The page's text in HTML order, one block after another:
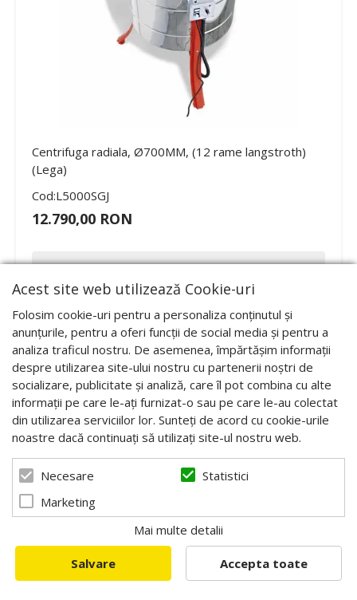
Centrifuga radiala, Ø700MM, (12 rame langstroth)
(Lega)
Cod:L5000SGJ
12.790,00 RON
STOC EPUIZAT
Centrifuga radiala electrica. diam. 800 mm, capacitate
Acest site web utilizează Cookie-uri
Folosim cookie-uri pentru a personaliza conținutul și
anunțurile, pentru a oferi funcții de social media și pentru a
analiza traficul nostru. De asemenea, împărtășim informații
despre utilizarea site-ului nostru cu partenerii noștri de
socializare, publicitate și analiză, care îl pot combina cu alte
informații pe care le-ați furnizat-o sau pe care le-au colectat
din utilizarea serviciilor lor. Sunteți de acord cu cookie-urile
noastre dacă continuați să utilizați site-ul nostru web.
Necesare
Statistici
Marketing
Mai multe detalii
Salvare Accepta toate